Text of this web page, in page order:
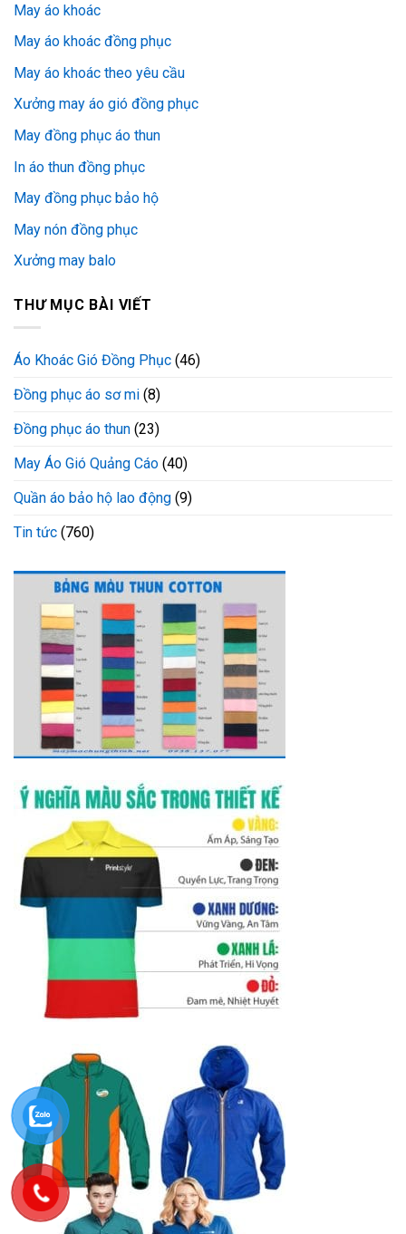
May áo khoác
May áo khoác đồng phục
May áo khoác theo yêu cầu
Xưởng may áo gió đồng phục
May đồng phục áo thun
In áo thun đồng phục
May đồng phục bảo hộ
May nón đồng phục
Xưởng may balo
THƯ MỤC BÀI VIẾT
Áo Khoác Gió Đồng Phục (46)
Đồng phục áo sơ mi (8)
Đồng phục áo thun (23)
May Áo Gió Quảng Cáo (40)
Quần áo bảo hộ lao động (9)
Tin tức (760)